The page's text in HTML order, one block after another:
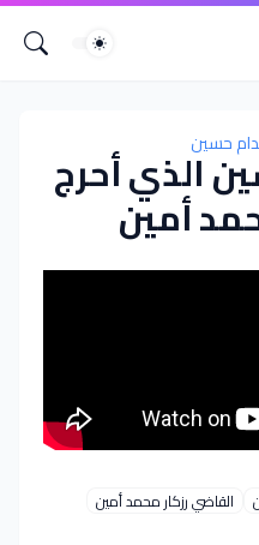
حسين
الذي أحرج
أمين
القاضي رزكار محمد أمين